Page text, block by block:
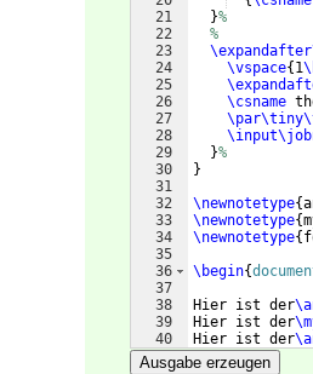
21
22
23
24
25
26
27
28
29
30
31
32
33
34
35
36
37
38
39
40
41
}%
%
\vspace{ 1
\csname
}%
}
\newnotetype{
\newnotetype{
\newnotetype{
\begin{
Hier ist der
Hier ist der
Hier ist der
Hier ist der
Ausgabe erzeugen